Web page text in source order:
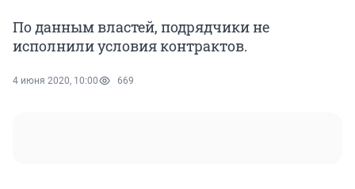
По данным властей, подрядчики не
исполнили условия контрактов.
4 июня 2020, 10:00 669